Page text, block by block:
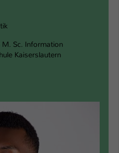
M. Sc. Information
Kaiserslautern